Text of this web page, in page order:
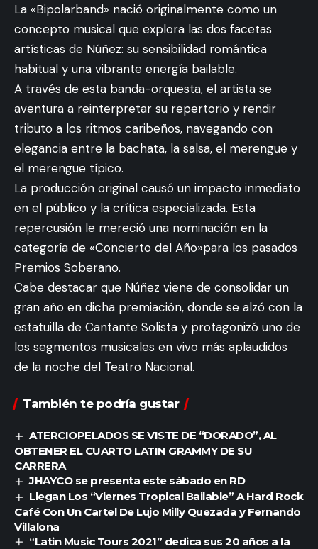
La «Bipolarband» nació originalmente como un
concepto musical que explora las dos facetas
artísticas de Núñez: su sensibilidad romántica
habitual y una vibrante energía bailable.
A través de esta banda-orquesta, el artista se
aventura a reinterpretar su repertorio y rendir
tributo a los ritmos caribeños, navegando con
elegancia entre la bachata, la salsa, el merengue y
el merengue típico.
La producción original causó un impacto inmediato
en el público y la crítica especializada. Esta
repercusión le mereció una nominación en la
categoría de «Concierto del Año»para los pasados
Premios Soberano.
Cabe destacar que Núñez viene de consolidar un
gran año en dicha premiación, donde se alzó con la
estatuilla de Cantante Solista y protagonizó uno de
los segmentos musicales en vivo más aplaudidos
de la noche del Teatro Nacional.
También te podría gustar
ATERCIOPELADOS SE VISTE DE “DORADO”, AL
OBTENER EL CUARTO LATIN GRAMMY DE SU
CARRERA
JHAYCO se presenta este sábado en RD
Llegan Los “Viernes Tropical Bailable” A Hard Rock
Café Con Un Cartel De Lujo Milly Quezada y Fernando
Villalona
“Latin Music Tours 2021” dedica sus 20 años a la